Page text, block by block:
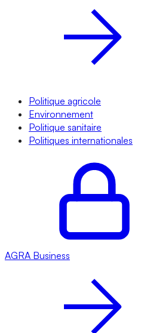
Politique agricole
Environnement
Politique sanitaire
Politiques internationales
AGRA Business